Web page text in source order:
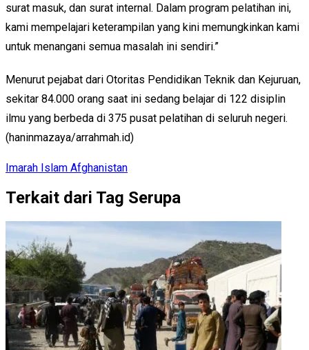
surat masuk, dan surat internal. Dalam program pelatihan ini,
kami mempelajari keterampilan yang kini memungkinkan kami
untuk menangani semua masalah ini sendiri.”
Menurut pejabat dari Otoritas Pendidikan Teknik dan Kejuruan,
sekitar 84.000 orang saat ini sedang belajar di 122 disiplin
ilmu yang berbeda di 375 pusat pelatihan di seluruh negeri.
(haninmazaya/arrahmah.id)
Imarah Islam Afghanistan
Terkait dari Tag Serupa